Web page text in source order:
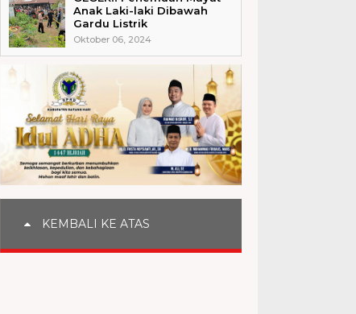
Dirreskrimsus Polda Jambi : Akan Kita Tindak Tegas
Anak Laki-laki Dibawah
Gardu Listrik
Oktober 06, 2024
KEMBALI KE ATAS